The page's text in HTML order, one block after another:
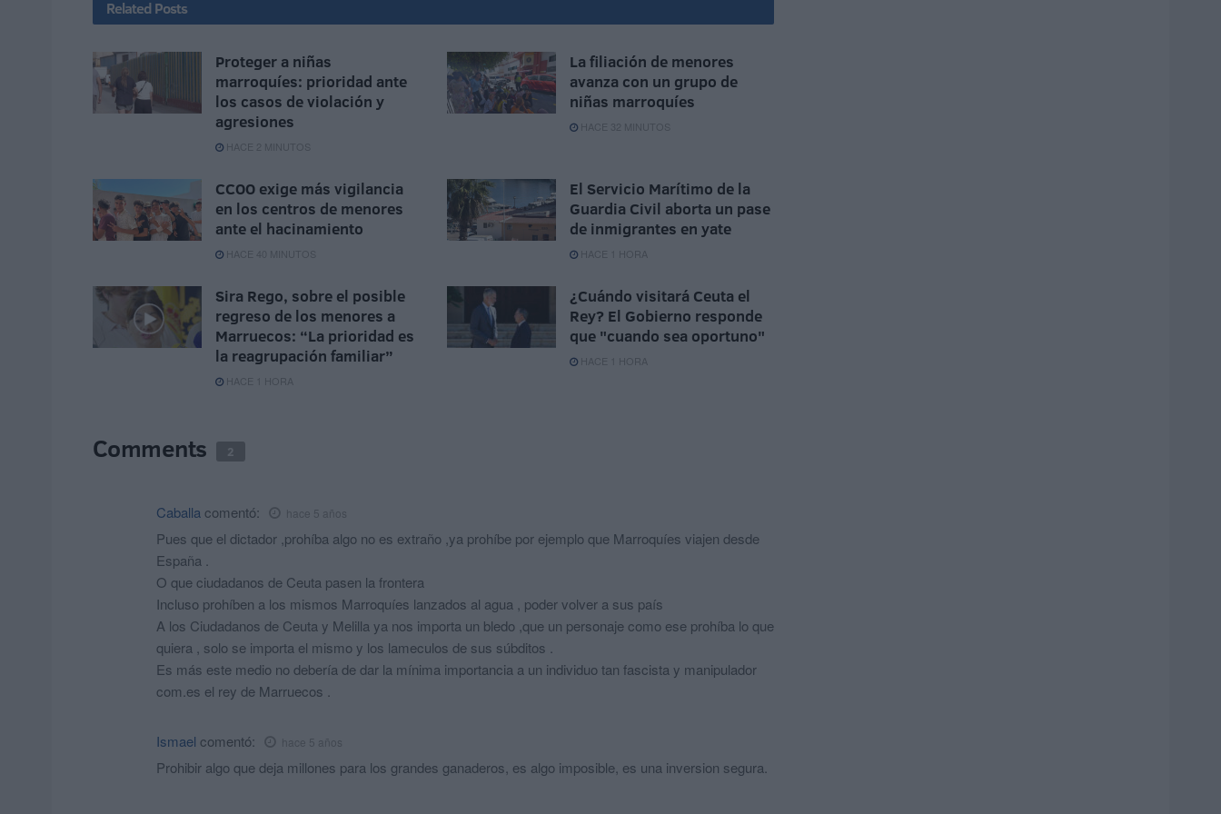
Related Posts
Proteger a niñas
marroquíes: prioridad ante
los casos de violación y
agresiones
HACE 2 MINUTOS
La filiación de menores
avanza con un grupo de
niñas marroquíes
HACE 32 MINUTOS
CCOO exige más vigilancia
en los centros de menores
ante el hacinamiento
HACE 40 MINUTOS
El Servicio Marítimo de la
Guardia Civil aborta un pase
de inmigrantes en yate
HACE 1 HORA
Sira Rego, sobre el posible
regreso de los menores a
Marruecos: “La prioridad es
la reagrupación familiar”
HACE 1 HORA
¿Cuándo visitará Ceuta el
Rey? El Gobierno responde
que "cuando sea oportuno"
HACE 1 HORA
Comments 2
Caballa comentó: hace 5 años
Pues que el dictador ,prohíba algo no es extraño ,ya prohíbe por ejemplo que Marroquíes viajen desde
España .
O que ciudadanos de Ceuta pasen la frontera
Incluso prohíben a los mismos Marroquíes lanzados al agua , poder volver a sus país
A los Ciudadanos de Ceuta y Melilla ya nos importa un bledo ,que un personaje como ese prohíba lo que
quiera , solo se importa el mismo y los lameculos de sus súbditos .
Es más este medio no debería de dar la mínima importancia a un individuo tan fascista y manipulador
com.es el rey de Marruecos .
Ismael comentó: hace 5 años
Prohibir algo que deja millones para los grandes ganaderos, es algo imposible, es una inversion segura.